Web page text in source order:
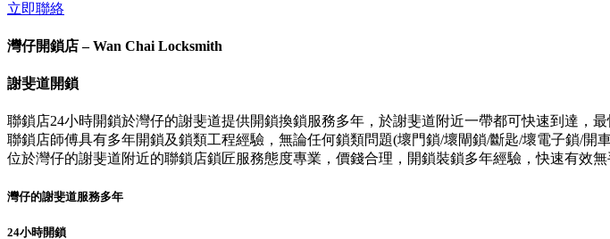
立即聯絡
灣仔開鎖店 – Wan Chai Locksmith
謝斐道開鎖
聯鎖店24小時開鎖於灣仔的謝斐道提供開鎖換鎖服務多年，於謝斐道附近一帶都可快速到達，
聯鎖店師傅具有多年開鎖及鎖類工程經驗，無論任何鎖類問題(壞門鎖/壞閘鎖/斷匙/壞電子鎖/
位於灣仔的謝斐道附近的聯鎖店鎖匠服務態度專業，價錢合理，開鎖裝鎖多年經驗，快速有效
灣仔的謝斐道服務多年
24小時開鎖